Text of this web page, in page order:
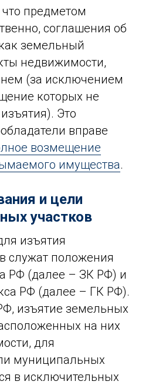
предметом
соглашения об
земельный
недвижимости,
(за исключением
которых не
Это
вправе
возмещение
имущества.
и цели
участков
изъятия
служат положения
РФ (далее – ЗК РФ) и
РФ (далее – ГК РФ).
изъятие земельных
на них
для
муниципальных
в исключительных